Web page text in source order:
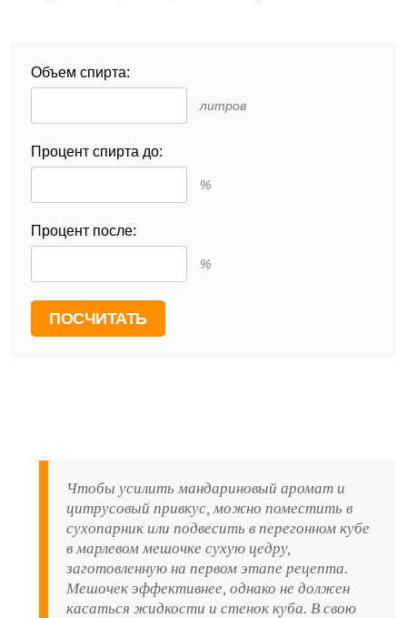
Объем спирта:
литров
Процент спирта до:
%
Процент после:
%
Чтобы усилить мандариновый аромат и
цитрусовый привкус, можно поместить в
сухопарник или подвесить в перегонном кубе
в марлевом мешочке сухую цедру,
заготовленную на первом этапе рецепта.
Мешочек эффективнее, однако не должен
касаться жидкости и стенок куба. В свою